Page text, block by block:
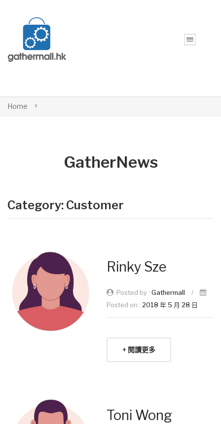
Home
GatherNews
Category: Customer
Rinky Sze
Posted by : Gathermall
/
Posted on : 2018 年 5 月 28 日
+ 閱讀更多
Toni Wong